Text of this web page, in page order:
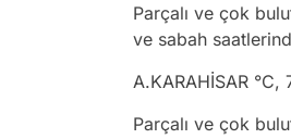
Parçalı ve çok
ve sabah
A.KARAHİSAR °C,
Parçalı ve çok